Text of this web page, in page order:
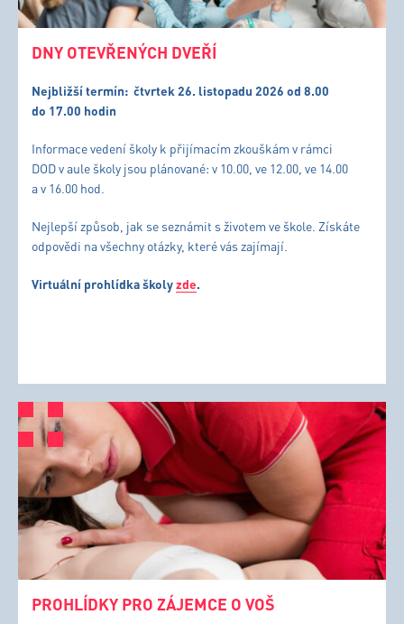
DNY OTEVŘENÝCH DVEŘÍ
Nejbližší termín: čtvrtek 26. listopadu 2026 od 8.00
do 17.00 hodin
Informace vedení školy k přijímacím zkouškám v rámci
DOD v aule školy jsou plánované: v 10.00, ve 12.00, ve 14.00
a v 16.00 hod.
Nejlepší způsob, jak se seznámit s životem ve škole. Získáte
odpovědi na všechny otázky, které vás zajímají.
Virtuální prohlídka školyzde.
PROHLÍDKY PRO ZÁJEMCE O VOŠ